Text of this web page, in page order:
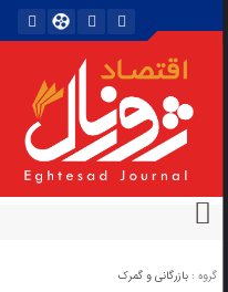
گروه : بازرگانی و گمرک